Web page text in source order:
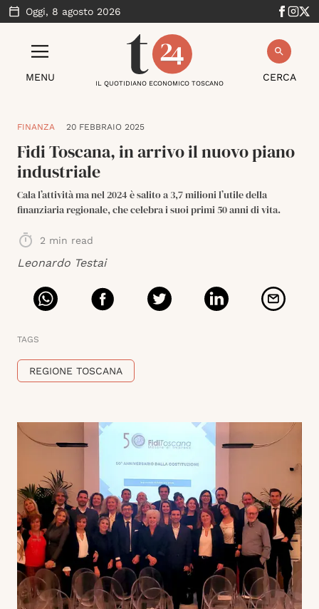
Oggi, 8 agosto 2026
MENU CERCA
IL QUOTIDIANO ECONOMICO TOSCANO
FINANZA 20 FEBBRAIO 2025
Fidi Toscana, in arrivo il nuovo piano
industriale
Cala l’attività ma nel 2024 è salito a 3,7 milioni l’utile della
finanziaria regionale, che celebra i suoi primi 50 anni di vita.
2 min read
Leonardo Testai
TAGS
REGIONE TOSCANA